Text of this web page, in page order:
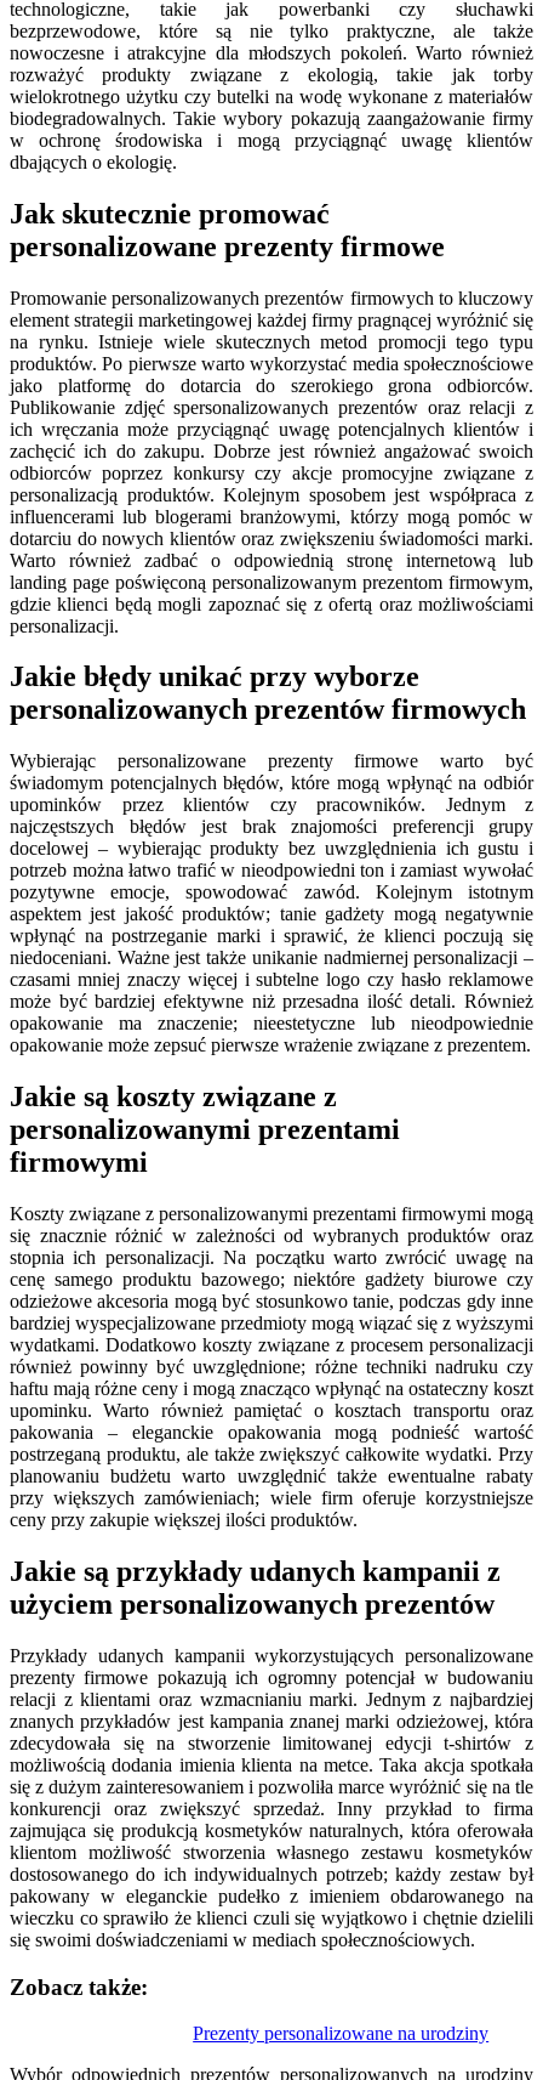
technologiczne, takie jak powerbanki czy słuchawki
bezprzewodowe, które są nie tylko praktyczne, ale także
nowoczesne i atrakcyjne dla młodszych pokoleń. Warto również
rozważyć produkty związane z ekologią, takie jak torby
wielokrotnego użytku czy butelki na wodę wykonane z materiałów
biodegradowalnych. Takie wybory pokazują zaangażowanie firmy
w ochronę środowiska i mogą przyciągnąć uwagę klientów
dbających o ekologię.
Jak skutecznie promować
personalizowane prezenty firmowe
Promowanie personalizowanych prezentów firmowych to kluczowy
element strategii marketingowej każdej firmy pragnącej wyróżnić się
na rynku. Istnieje wiele skutecznych metod promocji tego typu
produktów. Po pierwsze warto wykorzystać media społecznościowe
jako platformę do dotarcia do szerokiego grona odbiorców.
Publikowanie zdjęć spersonalizowanych prezentów oraz relacji z
ich wręczania może przyciągnąć uwagę potencjalnych klientów i
zachęcić ich do zakupu. Dobrze jest również angażować swoich
odbiorców poprzez konkursy czy akcje promocyjne związane z
personalizacją produktów. Kolejnym sposobem jest współpraca z
influencerami lub blogerami branżowymi, którzy mogą pomóc w
dotarciu do nowych klientów oraz zwiększeniu świadomości marki.
Warto również zadbać o odpowiednią stronę internetową lub
landing page poświęconą personalizowanym prezentom firmowym,
gdzie klienci będą mogli zapoznać się z ofertą oraz możliwościami
personalizacji.
Jakie błędy unikać przy wyborze
personalizowanych prezentów firmowych
Wybierając personalizowane prezenty firmowe warto być
świadomym potencjalnych błędów, które mogą wpłynąć na odbiór
upominków przez klientów czy pracowników. Jednym z
najczęstszych błędów jest brak znajomości preferencji grupy
docelowej – wybierając produkty bez uwzględnienia ich gustu i
potrzeb można łatwo trafić w nieodpowiedni ton i zamiast wywołać
pozytywne emocje, spowodować zawód. Kolejnym istotnym
aspektem jest jakość produktów; tanie gadżety mogą negatywnie
wpłynąć na postrzeganie marki i sprawić, że klienci poczują się
niedoceniani. Ważne jest także unikanie nadmiernej personalizacji –
czasami mniej znaczy więcej i subtelne logo czy hasło reklamowe
może być bardziej efektywne niż przesadna ilość detali. Również
opakowanie ma znaczenie; nieestetyczne lub nieodpowiednie
opakowanie może zepsuć pierwsze wrażenie związane z prezentem.
Jakie są koszty związane z
personalizowanymi prezentami
firmowymi
Koszty związane z personalizowanymi prezentami firmowymi mogą
się znacznie różnić w zależności od wybranych produktów oraz
stopnia ich personalizacji. Na początku warto zwrócić uwagę na
cenę samego produktu bazowego; niektóre gadżety biurowe czy
odzieżowe akcesoria mogą być stosunkowo tanie, podczas gdy inne
bardziej wyspecjalizowane przedmioty mogą wiązać się z wyższymi
wydatkami. Dodatkowo koszty związane z procesem personalizacji
również powinny być uwzględnione; różne techniki nadruku czy
haftu mają różne ceny i mogą znacząco wpłynąć na ostateczny koszt
upominku. Warto również pamiętać o kosztach transportu oraz
pakowania – eleganckie opakowania mogą podnieść wartość
postrzeganą produktu, ale także zwiększyć całkowite wydatki. Przy
planowaniu budżetu warto uwzględnić także ewentualne rabaty
przy większych zamówieniach; wiele firm oferuje korzystniejsze
ceny przy zakupie większej ilości produktów.
Jakie są przykłady udanych kampanii z
użyciem personalizowanych prezentów
Przykłady udanych kampanii wykorzystujących personalizowane
prezenty firmowe pokazują ich ogromny potencjał w budowaniu
relacji z klientami oraz wzmacnianiu marki. Jednym z najbardziej
znanych przykładów jest kampania znanej marki odzieżowej, która
zdecydowała się na stworzenie limitowanej edycji t-shirtów z
możliwością dodania imienia klienta na metce. Taka akcja spotkała
się z dużym zainteresowaniem i pozwoliła marce wyróżnić się na tle
konkurencji oraz zwiększyć sprzedaż. Inny przykład to firma
zajmująca się produkcją kosmetyków naturalnych, która oferowała
klientom możliwość stworzenia własnego zestawu kosmetyków
dostosowanego do ich indywidualnych potrzeb; każdy zestaw był
pakowany w eleganckie pudełko z imieniem obdarowanego na
wieczku co sprawiło że klienci czuli się wyjątkowo i chętnie dzielili
się swoimi doświadczeniami w mediach społecznościowych.
Zobacz także:
Prezenty personalizowane na urodziny
Wybór odpowiednich prezentów personalizowanych na urodziny
wpisu